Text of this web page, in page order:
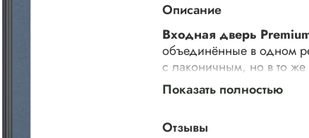
Описание
Входная дверь
объединённые в одном
с лаконичным, но в то
фурнитура, детали. Вам
Показать полностью
Отзывы